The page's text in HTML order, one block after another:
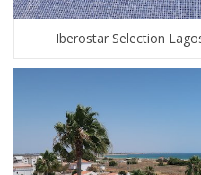
Iberostar Selection